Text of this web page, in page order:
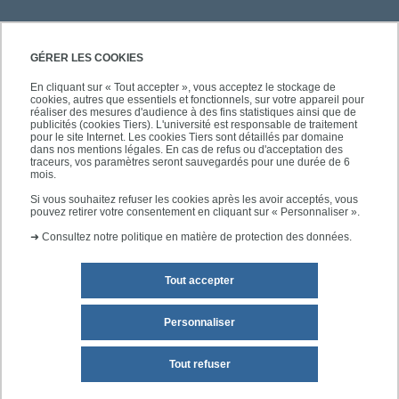
GÉRER LES COOKIES
En cliquant sur « Tout accepter », vous acceptez le stockage de
cookies, autres que essentiels et fonctionnels, sur votre appareil pour
réaliser des mesures d'audience à des fins statistiques ainsi que de
publicités (cookies Tiers). L'université est responsable de traitement
pour le site Internet. Les cookies Tiers sont détaillés par domaine
dans nos mentions légales. En cas de refus ou d'acceptation des
traceurs, vos paramètres seront sauvegardés pour une durée de 6
mois.
Si vous souhaitez refuser les cookies après les avoir acceptés, vous
pouvez retirer votre consentement en cliquant sur « Personnaliser ».
➜ Consultez notre politique en matière de protection des données.
Tout accepter
Tout refuser
Personnaliser
PRATIQUE
ACCÈS RAPIDES
SUIVEZ-NOUS
Mentions légales Plan du site